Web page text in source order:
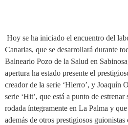
Hoy se ha iniciado el encuentro del
Canarias, que se desarrollará durante
Balneario Pozo de la Salud en
apertura ha estado presente el
creador de la serie ‘Hierro’, y Joaquín
serie ‘Hit’, que está a punto de estrenar
rodada íntegramente en La Palma y que
además de otros prestigiosos